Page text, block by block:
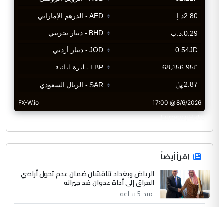
CurrencyRate
اقرأ أيضاً
الرياض وبغداد تناقشان ضمان عدم تحول أراضي
العراق إلى أداة عدوان ضد جيرانه
منذ 5 ساعة